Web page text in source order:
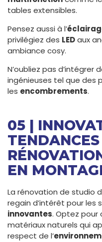
tables extensibles.
Pensez aussi à l’
privilégiez des LEDaux
ambiance cosy.
N’oubliez pas d’intégrer
ingénieuses tel que des
les encombrements.
05 |
EN
La rénovation de studio
regain d’intérêt pour les
innovantes. Optez pour
matériaux naturels qui
respect de l’